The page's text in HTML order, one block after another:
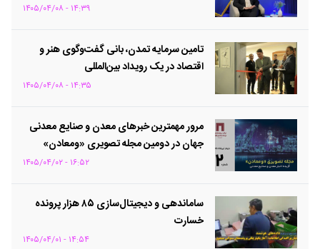
۱۴:۳۹ - ۱۴۰۵/۰۴/۰۸
تامین سرمایه تمدن، بانی گفت‌وگوی هنر و
اقتصاد در یک رویداد بین‌المللی
۱۴:۳۵ - ۱۴۰۵/۰۴/۰۸
مرور مهمترین خبرهای معدن و صنایع معدنی
جهان در دومین مجله تصویری «ومعادن»
۱۶:۵۲ - ۱۴۰۵/۰۴/۰۲
ساماندهی و دیجیتال‌سازی ۸۵ هزار پرونده
خسارت
۱۴:۵۴ - ۱۴۰۵/۰۴/۰۱